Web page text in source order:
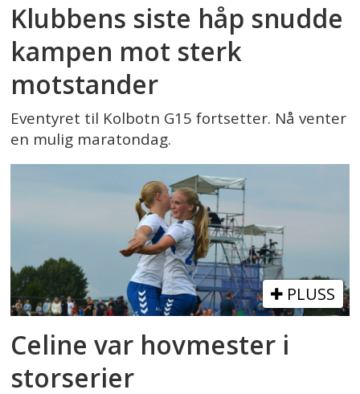
Klubbens siste håp snudde
kampen mot sterk
motstander
Eventyret til Kolbotn G15 fortsetter. Nå venter
en mulig maratondag.
PLUSS
Celine var hovmester i
storserier